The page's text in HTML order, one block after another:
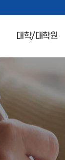
대학/대학원